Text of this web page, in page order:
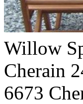
Willow
Cherain
6673